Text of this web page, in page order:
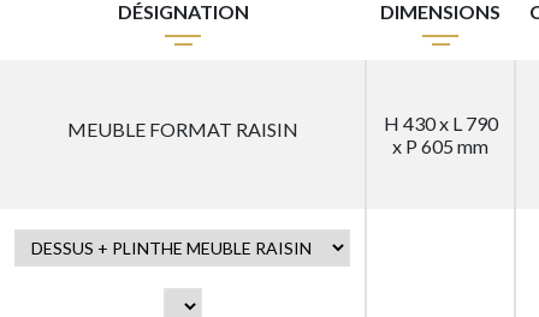
DÉSIGNATION DIMENSIONS
MEUBLE FORMAT RAISIN
H 430 x L 790
x P 605 mm